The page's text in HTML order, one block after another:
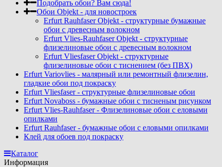
Подобрать обои? Вам сюда!
Обои Objekt - для новостроек
Erfurt Rauhfaser Objekt - cтруктурные бумажные
обои с древесным волокном
Erfurt Vlies-Rauhfaser Objekt - структурные
флизелиновые обои с древесным волокном
Erfurt Vliesfaser Objekt - структурные
флизелиновые обои с тиснением (без ПВХ)
Erfurt Variovlies - малярный или ремонтный флизелин,
гладкие обои под покраску
Erfurt Vliesfaser - структурные флизелиновые обои
Erfurt Novaboss - бумажные обои с тисненым рисунком
Erfurt Vlies-Rauhfaser - Флизелиновые обои с еловыми
опилками
Erfurt Rauhfaser - бумажные обои с еловыми опилками
Клей для обоев под покраску
Каталог
Информация